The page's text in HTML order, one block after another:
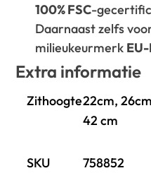
100% FSC-
Daarnaast zelfs
milieukeurmerk
Extra informatie
Zithoogte22cm,
42 cm
SKU 758852